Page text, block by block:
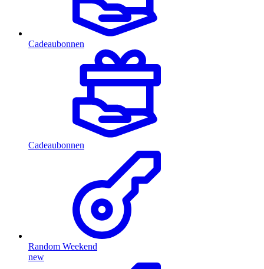
Cadeaubonnen
Cadeaubonnen
Random Weekend
new